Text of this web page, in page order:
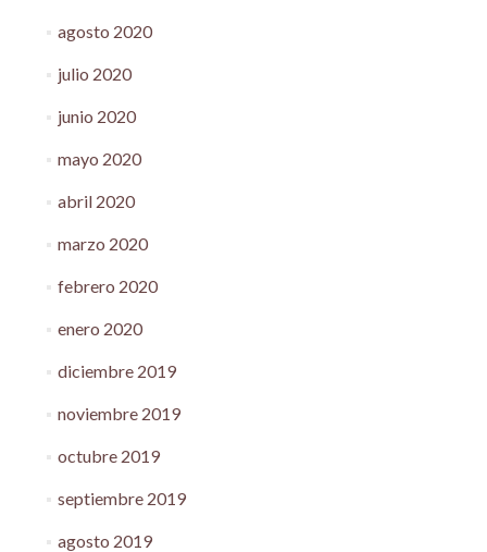
agosto 2020
julio 2020
junio 2020
mayo 2020
abril 2020
marzo 2020
febrero 2020
enero 2020
diciembre 2019
noviembre 2019
octubre 2019
septiembre 2019
agosto 2019